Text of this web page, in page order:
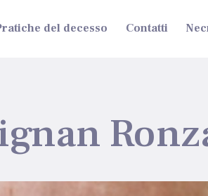
del decesso Contatti